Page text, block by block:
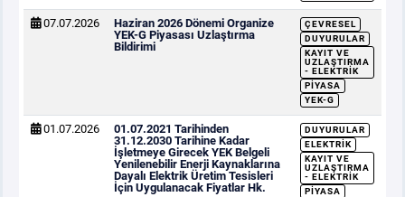
07.07.2026
Haziran 2026 Dönemi Organize
YEK-G Piyasası Uzlaştırma
Bildirimi
ÇEVRESEL
DUYURULAR
KAYIT VE
UZLAŞTIRMA
- ELEKTRIK
PIYASA
YEK-G
01.07.2026
01.07.2021 Tarihinden
31.12.2030 Tarihine Kadar
İşletmeye Girecek YEK Belgeli
Yenilenebilir Enerji Kaynaklarına
Dayalı Elektrik Üretim Tesisleri
İçin Uygulanacak Fiyatlar Hk.
DUYURULAR
ELEKTRIK
KAYIT VE
UZLAŞTIRMA
- ELEKTRIK
PIYASA